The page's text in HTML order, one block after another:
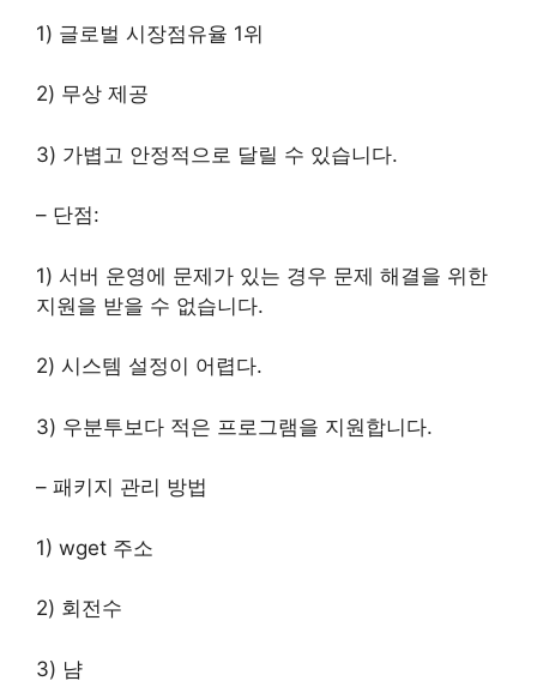
1) 글로벌 시장점유율 1위
2) 무상 제공
3) 가볍고 안정적으로 달릴 수 있습니다.
– 단점:
1) 서버 운영에 문제가 있는 경우 문제 해결을 위한
지원을 받을 수 없습니다.
2) 시스템 설정이 어렵다.
3) 우분투보다 적은 프로그램을 지원합니다.
– 패키지 관리 방법
1) wget 주소
2) 회전수
3) 냠